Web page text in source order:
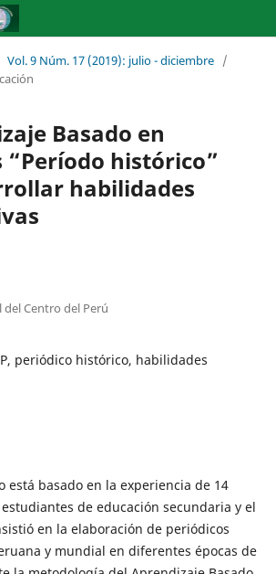
Vol. 9 Núm. 17 (2019): julio - diciembre /
Basado en
“Período histórico”
habilidades
Centro del Perú
periódico histórico, habilidades
está basado en la experiencia de 14
de educación secundaria y el
en la elaboración de periódicos
y mundial en diferentes épocas de